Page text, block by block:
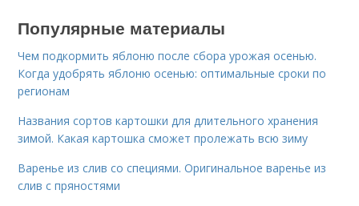
Популярные материалы
Чем подкормить яблоню после сбора урожая осенью.
Когда удобрять яблоню осенью: оптимальные сроки по
регионам
Названия сортов картошки для длительного хранения
зимой. Какая картошка сможет пролежать всю зиму
Варенье из слив со специями. Оригинальное варенье из
слив с пряностями